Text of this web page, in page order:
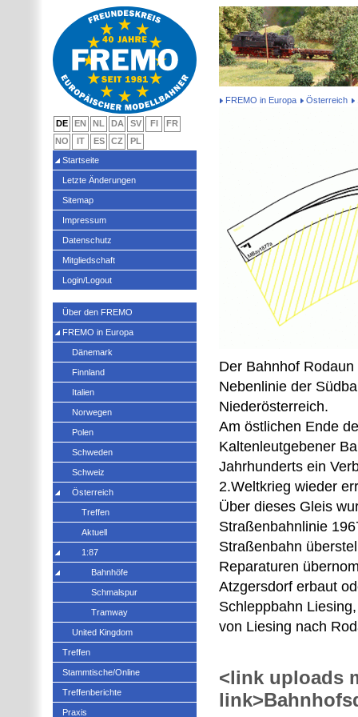
FREMO in Europa Österreich
Der Bahnhof
Nebenlinie der
Niederösterreich.
Am östlichen Ende
Kaltenleutgebener
Jahrhunderts ein
2.Weltkrieg wieder
Über dieses Gleis
Straßenbahnlinie
Straßenbahn
Reparaturen
Atzgersdorf erbaut
Schleppbahn
von Liesing nach
<link uploads
DE EN NL DA SV FI
FR
NO
IT ES CZ
PL
Startseite
Letzte Änderungen
Sitemap
Impressum
Datenschutz
Mitgliedschaft
Login/Logout
Über den FREMO
FREMO in Europa
Dänemark
Finnland
Italien
Norwegen
Polen
Schweden
Schweiz
Österreich
Treffen
Aktuell
1:87
Bahnhöfe
Schmalspur
Tramway
United Kingdom
Treffen
Stammtische/Online
Treffenberichte
Praxis